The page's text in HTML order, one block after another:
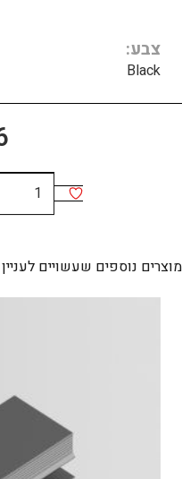
צבע
Black
כמות
של
מוצרים נוספים שעשויים